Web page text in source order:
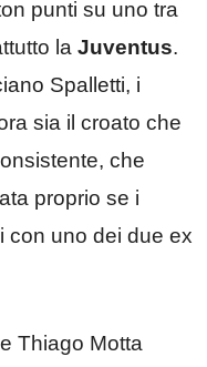
punti su uno tra
la Juventus.
Spalletti, i
sia il croato che
che
proprio se i
con uno dei due ex
Thiago Motta